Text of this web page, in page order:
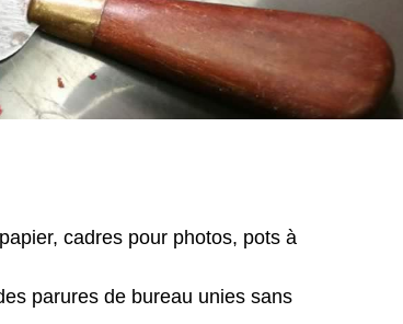
cadres pour photos, pots à
parures de bureau unies sans